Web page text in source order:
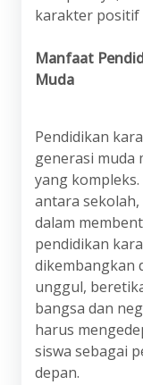
karakter positif
Manfaat
Muda
Pendidikan
generasi muda
yang
antara
dalam
pendidikan
dikembangkan
unggul,
bangsa dan
harus
siswa sebagai
depan.